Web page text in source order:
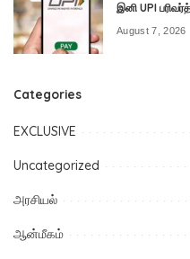
இனி UPI
August 7, 2026
Categories
EXCLUSIVE
Uncategorized
அரசியல்
ஆன்மீகம்